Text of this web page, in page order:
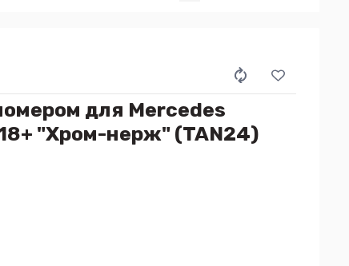
для Mercedes
"Хром-нерж" (TAN24)